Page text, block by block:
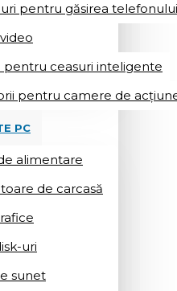
pentru găsirea telefonului
pentru ceasuri inteligente
pentru camere de
PC
alimentare
de carcasă
uri
sunet